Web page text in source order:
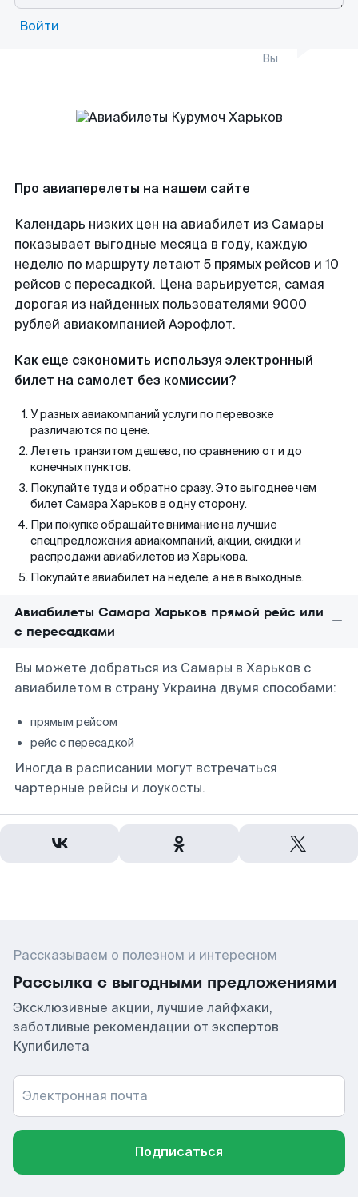
Войти
Вы
Про авиаперелеты на нашем сайте
Календарь низких цен на авиабилет из Самары
показывает выгодные месяца в году, каждую
неделю по маршруту летают 5 прямых рейсов и 10
рейсов с пересадкой. Цена варьируется, самая
дорогая из найденных пользователями 9000
рублей авиакомпанией Аэрофлот.
Как еще сэкономить используя электронный
билет на самолет без комиссии?
У разных авиакомпаний услуги по перевозке
различаются по цене.
Лететь транзитом дешево, по сравнению от и до
конечных пунктов.
Покупайте туда и обратно сразу. Это выгоднее чем
билет Самара Харьков в одну сторону.
При покупке обращайте внимание на лучшие
спецпредложения авиакомпаний, акции, скидки и
распродажи авиабилетов из Харькова.
Покупайте авиабилет на неделе, а не в выходные.
Авиабилеты Самара Харьков прямой рейс или
с пересадками
Вы можете добраться из Самары в Харьков с
авиабилетом в страну Украина двумя способами:
прямым рейсом
рейс с пересадкой
Иногда в расписании могут встречаться
чартерные рейсы и лоукосты.
Рассказываем о полезном и интересном
Рассылка с выгодными предложениями
Эксклюзивные акции, лучшие лайфхаки,
заботливые рекомендации от экспертов
Купибилета
Электронная почта
Подписаться